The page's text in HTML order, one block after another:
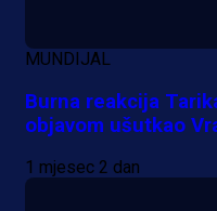
MUNDIJAL
Burna reakcija
objavom ušutkao
1 mjesec 2 dan